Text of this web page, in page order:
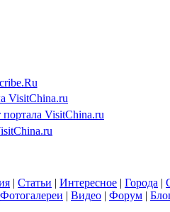
VisitChina.ru
VisitChina.ru
| Статьи | Интересное | Города |
Фотогалереи | Видео | Форум |